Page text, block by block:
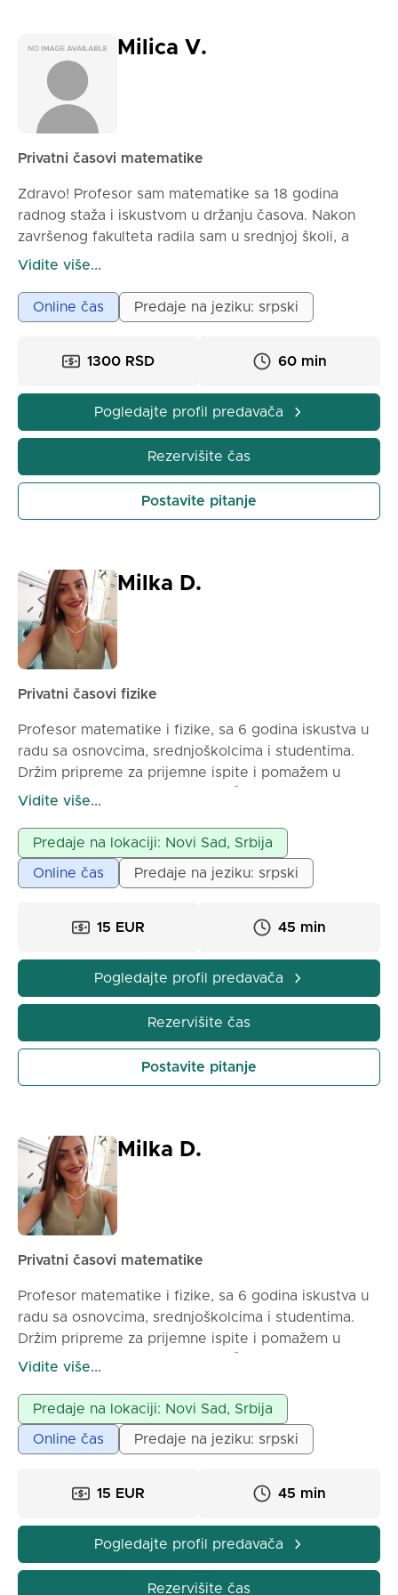
se konsultujete sa mnom oko nejasnoća istih. Moj cilj
je da učenici steknu samopouzdanje u rešavanju
matematičkih problema i da matematiku dožive kao
nešto što se može razumeti i primeniti — ne kao
nešto „teško”.
Milica V.
Privatni časovi matematike
Zdravo! Profesor sam matematike sa 18 godina
radnog staža i iskustvom u držanju časova. Nakon
završenog fakulteta radila sam u srednjoj školi, a
nakon toga sam prešla u osnovnu. Radim sa decom
časova za redovnu nastavu držim i časove pripreme
za malu maturu, i prijemne ispite. Časove držim
izvođenja časova koristim grafičku tablu, tako da
zadataka. Sve materijale čuvam u OneNote
beležnicama i nakon časa Vam ih šaljem u
elektronskoj fromi. Cena: 60min – 1300din
90min – 1800din
Vidite više...
Online čas Predaje na jeziku: srpski
1300 RSD 60 min
Pogledajte profil predavača
Rezervišite čas
Postavite pitanje
Milka D.
Privatni časovi fizike
Profesor matematike i fizike, sa 6 godina iskustva u
radu sa osnovcima, srednjoškolcima i studentima.
Držim pripreme za prijemne ispite i pomažem u
savladavanju školskog gradiva. Časovi su interaktivni
Mogućnost rada online i uživo.
Vidite više...
Predaje na lokaciji: Novi Sad, Srbija
Online čas Predaje na jeziku: srpski
15 EUR 45 min
Pogledajte profil predavača
Rezervišite čas
Postavite pitanje
Milka D.
Privatni časovi matematike
Profesor matematike i fizike, sa 6 godina iskustva u
radu sa osnovcima, srednjoškolcima i studentima.
Držim pripreme za prijemne ispite i pomažem u
savladavanju školskog gradiva. Časovi su interaktivni
Mogućnost rada online i uživo.
Vidite više...
Predaje na lokaciji: Novi Sad, Srbija
Online čas Predaje na jeziku: srpski
15 EUR 45 min
Pogledajte profil predavača
Rezervišite čas